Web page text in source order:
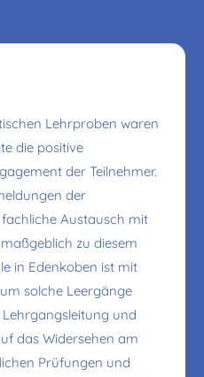
Lehrproben waren
die positive
der Teilnehmer.
der
Austausch mit
zu diesem
in Edenkoben ist mit
solche Leergänge
und
das Widersehen am
Prüfungen und